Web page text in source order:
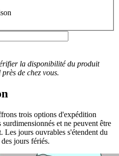
la disponibilité du produit
près de chez vous.
trois options d'expédition
et ne peuvent être
Les jours ouvrables s'étendent du
jours fériés.